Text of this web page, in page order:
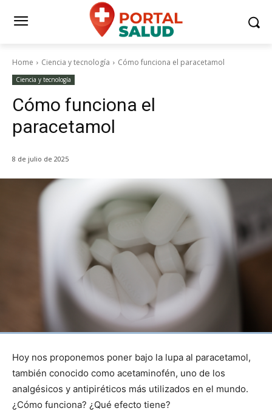
Home Ciencia y tecnología Cómo funciona el paracetamol
Ciencia y tecnología
Cómo funciona el
paracetamol
8 de julio de 2025
Hoy nos proponemos poner bajo la lupa al paracetamol,
también conocido como acetaminofén, uno de los
analgésicos y antipiréticos más utilizados en el mundo.
¿Cómo funciona? ¿Qué efecto tiene?